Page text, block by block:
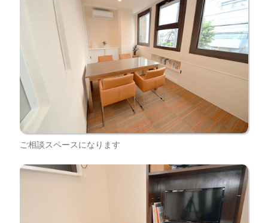
し、皆様が自分らしく豊かな人生を送っていただくための伴走者
であり続けたいと思っています。
そのために幅広く質の高いFPサービスの提供と、組織として長期
的なプランをサポートできる体制を構築し、お客様にいかに安心
して長期的なお付き合いをしていただけるかを常に考え日々努力
をいたします。
今後とも、倍旧のご支援ご鞭撻賜りますよう、宜しくお願い申し
上げます。
ご相談スペースになります